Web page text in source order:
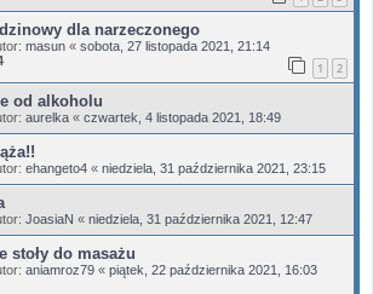
dla narzeczonego
masun « sobota, 27 listopada 2021, 21:14
1 2
od alkoholu
aurelka « czwartek, 4 listopada 2021, 18:49
ehangeto4 « niedziela, 31 października 2021, 23:15
JoasiaN « niedziela, 31 października 2021, 12:47
stoły do masażu
aniamroz79 « piątek, 22 października 2021, 16:03